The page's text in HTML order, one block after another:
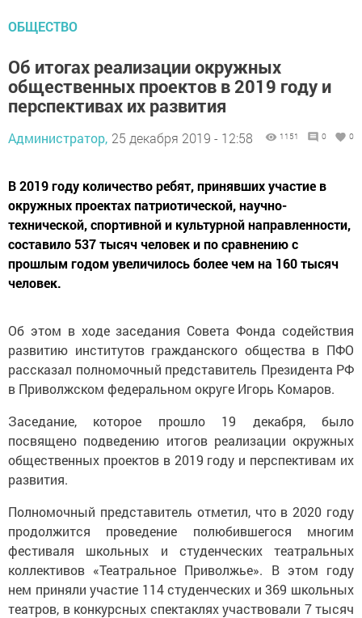
ОБЩЕСТВО
Об итогах реализации окружных
общественных проектов в 2019 году и
перспективах их развития
Администратор, 25 декабря 2019 - 12:58 1151 0 0
В 2019 году количество ребят, принявших участие в
окружных проектах патриотической, научно-
технической, спортивной и культурной направленности,
составило 537 тысяч человек и по сравнению с
прошлым годом увеличилось более чем на 160 тысяч
человек.
Об этом в ходе заседания Совета Фонда содействия
развитию институтов гражданского общества в ПФО
рассказал полномочный представитель Президента РФ
в Приволжском федеральном округе Игорь Комаров.
Заседание, которое прошло 19 декабря, было
посвящено подведению итогов реализации окружных
общественных проектов в 2019 году и перспективам их
развития.
Полномочный представитель отметил, что в 2020 году
продолжится проведение полюбившегося многим
фестиваля школьных и студенческих театральных
коллективов «Театральное Приволжье». В этом году
нем приняли участие 114 студенческих и 369 школьных
театров, в конкурсных спектаклях участвовали 7 тысяч